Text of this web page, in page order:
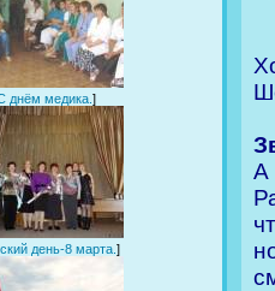
днём медика.]
день-8 марта. ]
А